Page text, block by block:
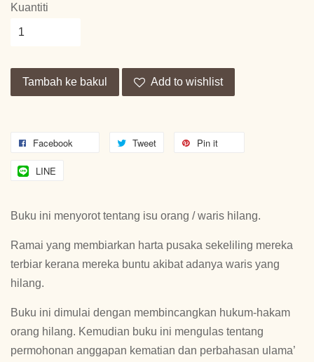
Kuantiti
Tambah ke bakul Add to wishlist
Facebook Tweet Pin it
LINE
Buku ini menyorot tentang isu orang / waris hilang.
Ramai yang membiarkan harta pusaka sekeliling mereka
terbiar kerana mereka buntu akibat adanya waris yang
hilang.
Buku ini dimulai dengan membincangkan hukum-hakam
orang hilang. Kemudian buku ini mengulas tentang
permohonan anggapan kematian dan perbahasan ulama’